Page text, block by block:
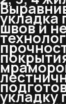
укладка
швов и
укладку